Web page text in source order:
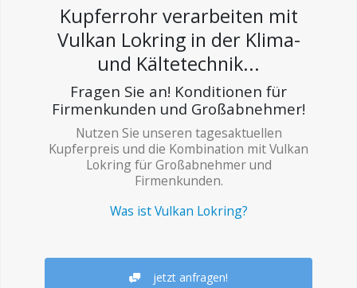
Kupferrohr verarbeiten mit
Vulkan Lokring in der Klima-
und Kältetechnik...
Fragen Sie an! Konditionen für
Firmenkunden und Großabnehmer!
Nutzen Sie unseren tagesaktuellen
Kupferpreis und die Kombination mit Vulkan
Lokring für Großabnehmer und
Firmenkunden.
Was ist Vulkan Lokring?
jetzt anfragen!